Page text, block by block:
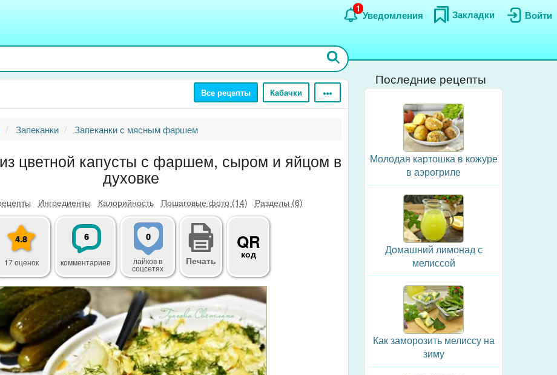
Войти
Закладки
Уведомления
1
Все рецепты Кабачки
Запеканки Запеканки с мясным фаршем
цветной капусты с фаршем, сыром и яйцом в
духовке
Ингредиенты Калорийность Пошаговые фото (14) Разделы (6)
4.8
17 оценок
6
комментариев
0
лайковв
соцсетях
Печать
QR
код
Последние рецепты
Молодая картошка в кожуре
в аэрогриле
Домашний лимонад с
мелиссой
Как заморозить мелиссу на
зиму